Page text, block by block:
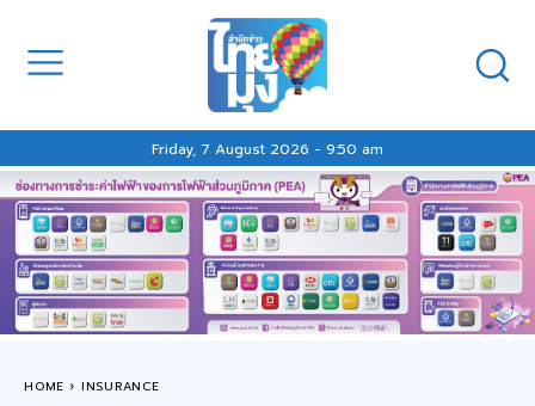
Friday, 7 August 2026 - 9:50 am
HOME INSURANCE